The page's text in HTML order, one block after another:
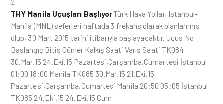
THY Manila Uçuşları BaşlıyorTürk Hava Yolları Istanbul-
Manila (MNL) seferleri haftada 3 frekans olarak planlanmış
olup, 30 Mart 2015 tarihi itibarıyla başlayacaktır. Uçuş No
Başlangıç Bitiş Günler Kalkış Saati Varış Saati TK084
30.Mar.15 24.Eki.15 Pazartesi,Çarşamba,Cumartesi İstanbul
01:00 18:00 Manila TK085 30.Mar.15 21.Eki.15
Pazartesi,Çarşamba,Cumartesi Manila 20:50 05:05 İstanbul
TK085 24.Eki.15 24.Eki.15 Cum